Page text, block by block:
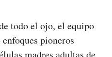
todo el ojo, el equipo
pioneros